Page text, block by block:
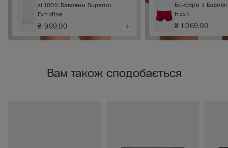
зі 100% Бавовни Superior
Extrafine
₴ 999,00
Боксери з
Fresh
₴ 1.069,00
Вам також сподобається